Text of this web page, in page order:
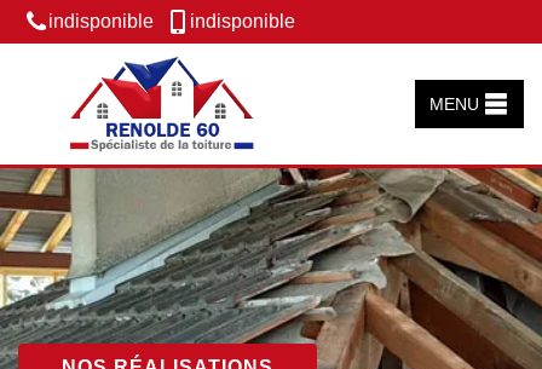
indisponible indisponible
MENU